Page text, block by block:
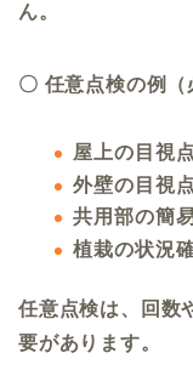
ん。
〇 任意点検の例（
屋上の目視
外壁の目視
共用部の簡
植栽の状況
任意点検は、回数
要があります。